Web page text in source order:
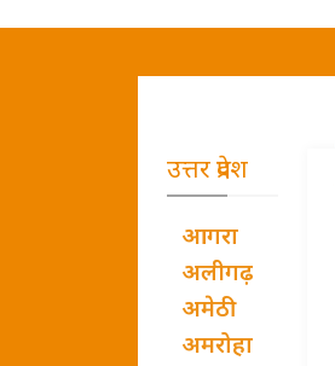
उत्तर प्रदेश
आगरा
अलीगढ़
अमेठी
अमरोहा